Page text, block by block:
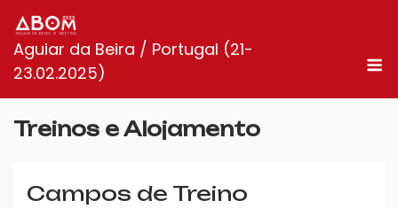
content
Aguiar da Beira / Portugal (21-
23.02.2025)
Treinos e Alojamento
Campos de Treino